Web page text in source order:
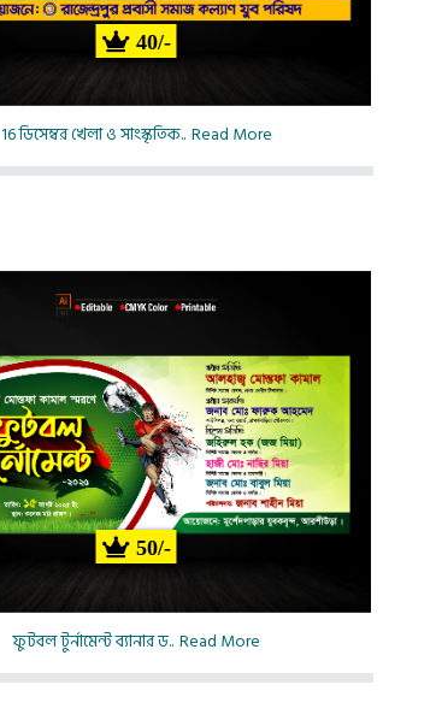
40/-
16 ডিসেম্বর খেলা ও সাংস্কৃতিক.. Read More
50/-
ফুটবল টুর্নামেন্ট ব্যানার ড.. Read More